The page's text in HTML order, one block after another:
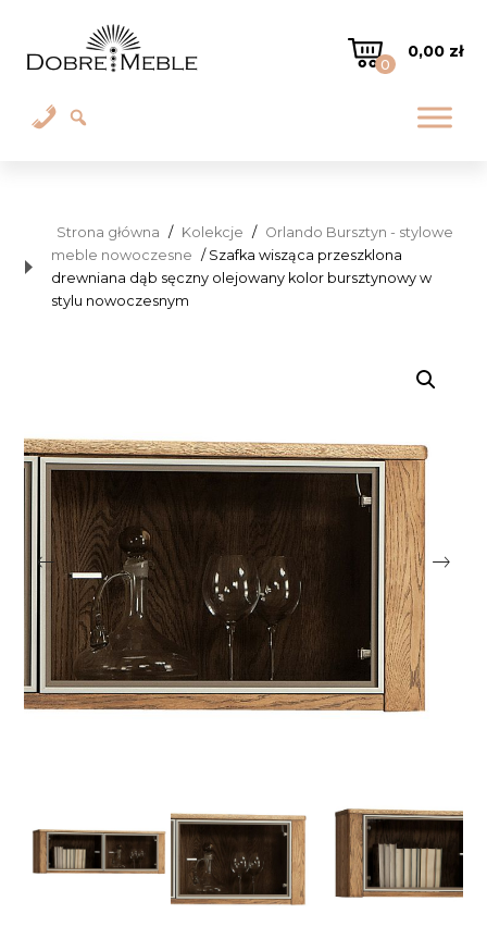
0
0,00 zł
Strona główna / Kolekcje / Orlando Bursztyn - stylowe
meble nowoczesne / Szafka wisząca przeszklona
drewniana dąb sęczny olejowany kolor bursztynowy w
stylu nowoczesnym